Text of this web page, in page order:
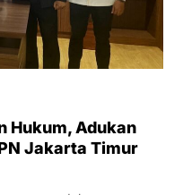
Hukum, Adukan
Jakarta Timur